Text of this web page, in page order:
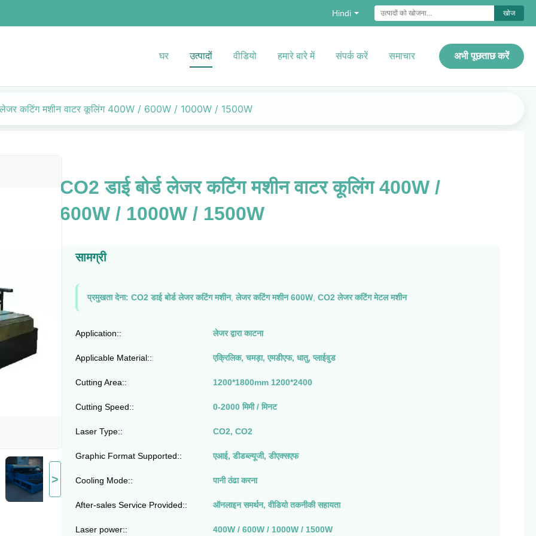
Hindi खोज
घर उत्पादों वीडियो हमारे बारे में संपर्क करें समाचार अभी पूछताछ करें
लेजर कटिंग मशीन वाटर कूलिंग 400W / 600W / 1000W / 1500W
>
CO2 डाई बोर्ड लेजर कटिंग मशीन वाटर कूलिंग 400W /
600W / 1000W / 1500W
सामग्री
प्रमुखता देना: CO2 डाई बोर्ड लेजर कटिंग मशीन,लेजर कटिंग मशीन 600W, CO2 लेजर कटिंग मेटल मशीन
Application:: लेजर द्वारा काटना
Applicable Material:: एक्रिलिक, चमड़ा, एमडीएफ, धातु, प्लाईवुड
Cutting Area:: 1200*1800mm 1200*2400
Cutting Speed:: 0-2000 मिमी / मिनट
Laser Type:: CO2, CO2
Graphic Format Supported:: एआई, डीडब्ल्यूजी, डीएक्सएफ
Cooling Mode:: पानी ठंढा करना
After-sales Service Provided:: ऑनलाइन समर्थन, वीडियो तकनीकी सहायता
Laser power:: 400W / 600W / 1000W / 1500W